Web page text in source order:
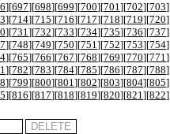
][697][698][699][700][701 ][702][703]
][714][715][716][717][718][719][720]
][731 ][732][733][734][735][736][737]
][748][749][750][751 ][752][753][754]
][765][766][767][768][769][770][771 ]
][782][783][784][785][786][787][788]
][799][800][801 ][802][803][804][805]
][816][817][818][819][820][821 ][822]